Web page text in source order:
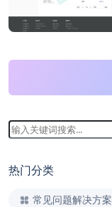
热门分类
常见问题解决方案